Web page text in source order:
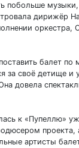
побольше
дирижёр
оркестра,
балет
за своё детище и
довела
к «Пупеллю»
проекта,
артисты